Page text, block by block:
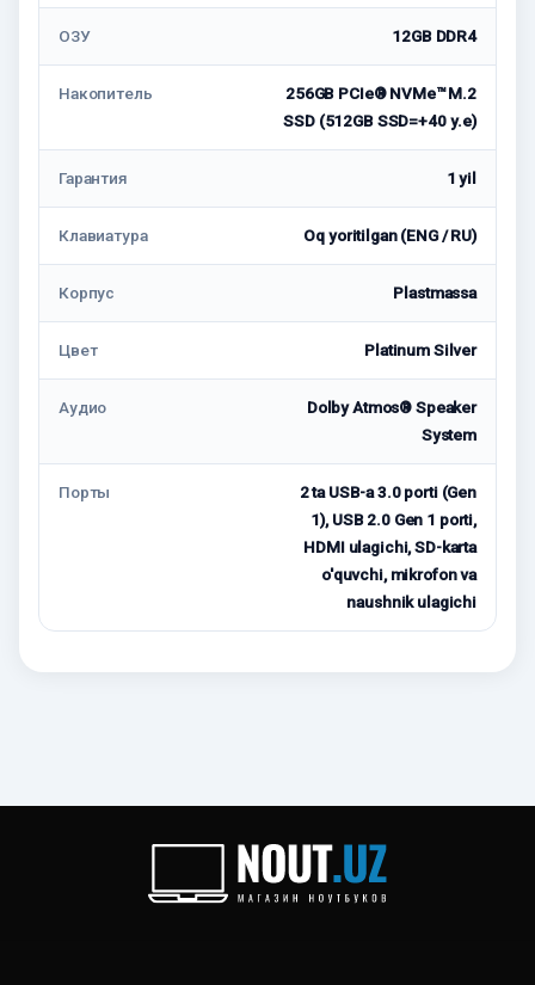
ОЗУ 12GB DDR4
Накопитель
256GB PCIe® NVMe™ M.2
SSD (512GB SSD=+40 у.е)
Гарантия 1 yil
Клавиатура Oq yoritilgan (ENG / RU)
Корпус Plastmassa
Цвет Platinum Silver
Аудио
Dolby Atmos® Speaker
System
Порты
2 ta USB-a 3.0 porti (Gen
1), USB 2.0 Gen 1 porti,
HDMI ulagichi, SD-karta
o'quvchi, mikrofon va
naushnik ulagichi